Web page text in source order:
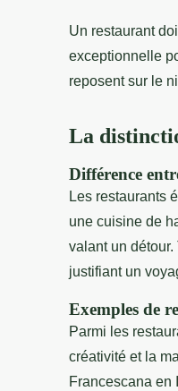
Un restaurant
exceptionnelle
reposent sur le
La
Différence
Les restaurants
une cuisine de
valant un
justifiant un
Exemples de
Parmi les
créativité et la
Francescana en